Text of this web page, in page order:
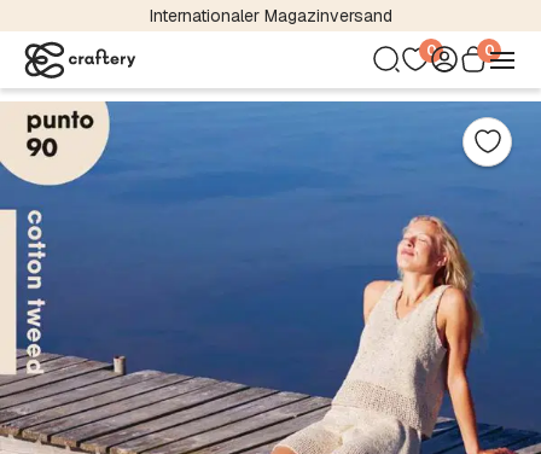
Internationaler Magazinversand
0 0